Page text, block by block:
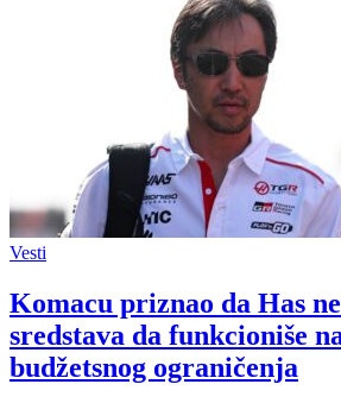
Vesti
Komacu priznao da Has
sredstava da funkcioniše
budžetsnog ograničenja